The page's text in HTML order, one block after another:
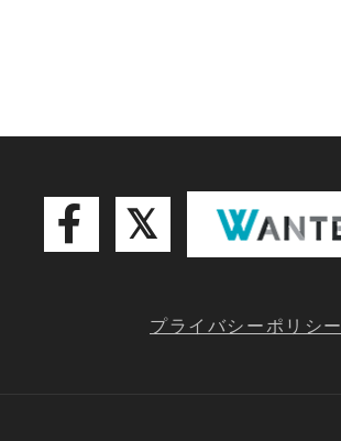
プライバシーポリシー